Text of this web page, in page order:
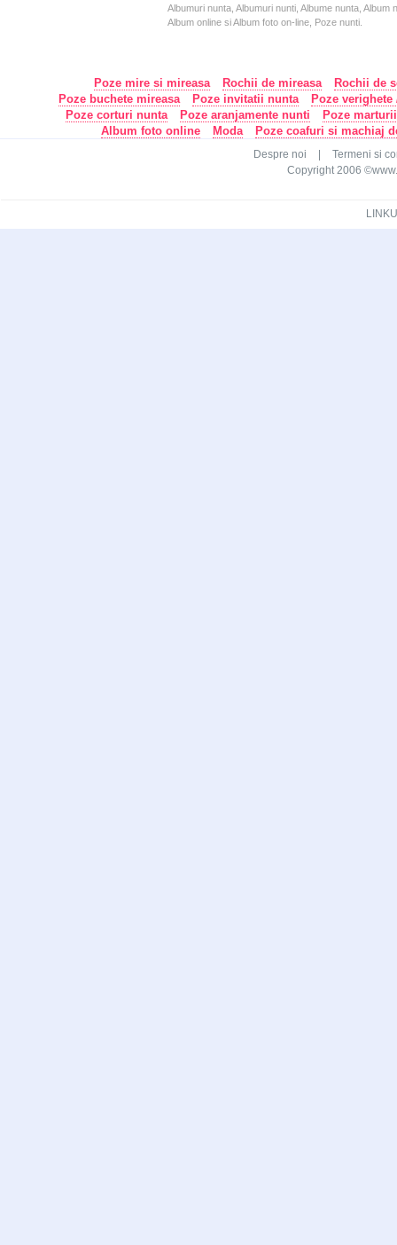
Albumuri nunta, Albumuri nunti, Albume nunta,
Album online si Album foto on-line, Poze nunti.
Poze mire si mireasa Rochii de mireasa
Rochii de
Poze buchete mireasa
Poze invitatii nunta
Poze
Poze corturi nunta
Poze aranjamente nunti
Poze
Album foto online
Moda Poze coafuri si machiaj
Despre noi
Termeni si
Copyright 2006